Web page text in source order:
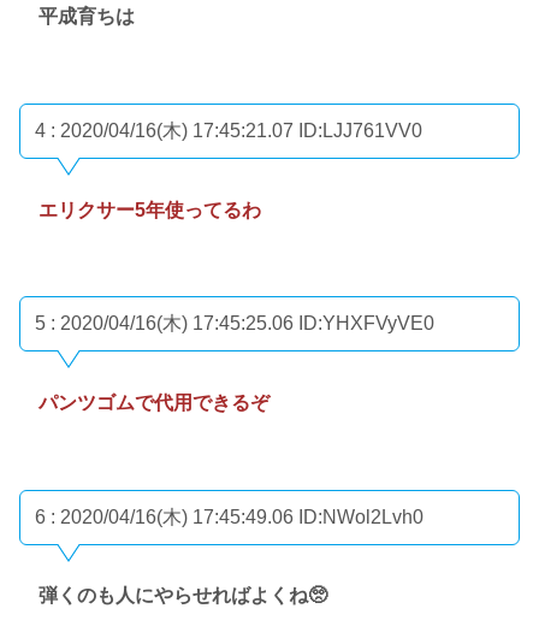
平成育ちは
4 : 2020/04/16(木) 17:45:21.07 ID:LJJ761VV0
エリクサー5年使ってるわ
5 : 2020/04/16(木) 17:45:25.06 ID:YHXFVyVE0
パンツゴムで代用できるぞ
6 : 2020/04/16(木) 17:45:49.06 ID:NWol2Lvh0
弾くのも人にやらせればよくね🥺